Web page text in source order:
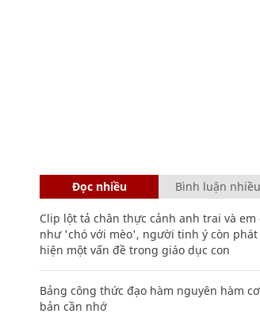
Đọc nhiều Bình luận nhiều
Clip lột tả chân thực cảnh anh trai và em
như 'chó với mèo', người tinh ý còn phát
hiện một vấn đề trong giáo dục con
Bảng công thức đạo hàm nguyên hàm cơ
bản cần nhớ